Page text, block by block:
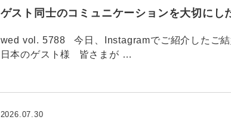
ゲスト同士のコミュニケーションを大切にし
wed vol. 5788 今日、Instagramでご紹介したご
日本のゲスト様 皆さまが …
2026.07.30